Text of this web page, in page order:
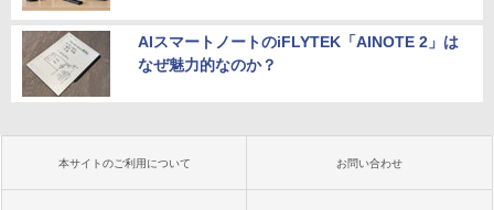
AIスマートノートのiFLYTEK「AINOTE 2」は
なぜ魅力的なのか？
本サイトのご利用について お問い合わせ